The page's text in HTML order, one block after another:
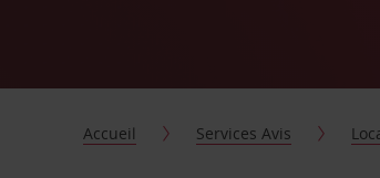
Accueil Services Avis